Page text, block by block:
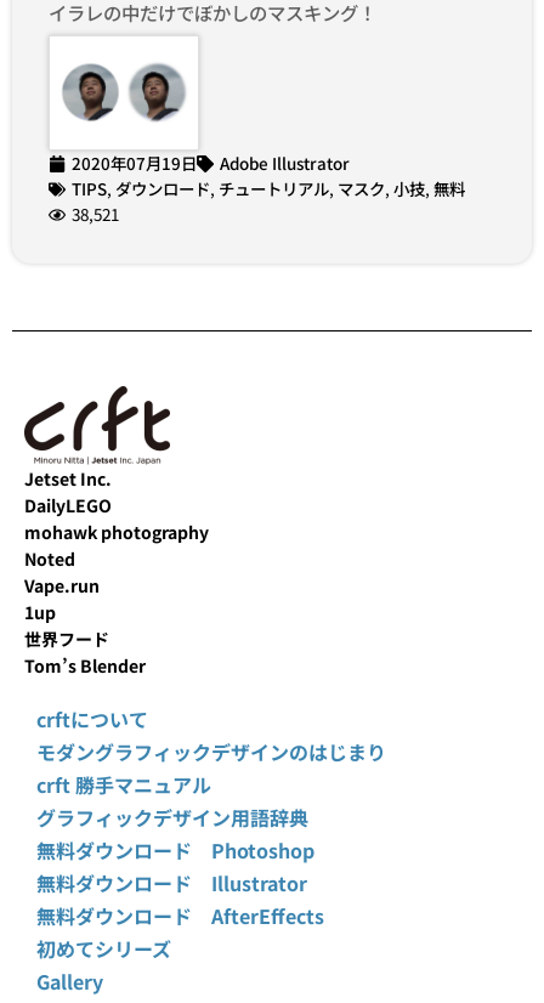
イラレの中だけでぼかしのマスキング！
2020年07月19日
Adobe Illustrator
TIPS, ダウンロード, チュートリアル, マスク, 小技, 無料
38,521
Jetset Inc.
DailyLEGO
mohawk photography
Noted
Vape.run
1up
世界フード
Tom’s Blender
crftについて
モダングラフィックデザインのはじまり
crft 勝手マニュアル
グラフィックデザイン用語辞典
無料ダウンロード Photoshop
無料ダウンロード Illustrator
無料ダウンロード AfterEffects
初めてシリーズ
Gallery